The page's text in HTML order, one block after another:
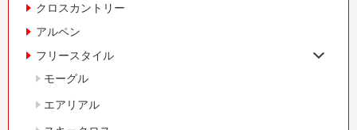
クロスカントリー
アルペン
フリースタイル
モーグル
エアリアル